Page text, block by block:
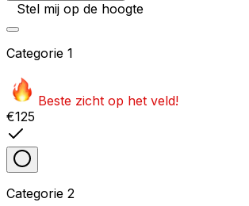
Stel mij op de hoogte
Categorie 1
Beste zicht op het veld!
€125
Categorie 2